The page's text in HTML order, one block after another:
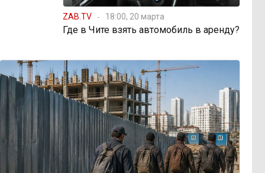
ZAB.TV 18:00, 20 марта
Где в Чите взять автомобиль в аренду?